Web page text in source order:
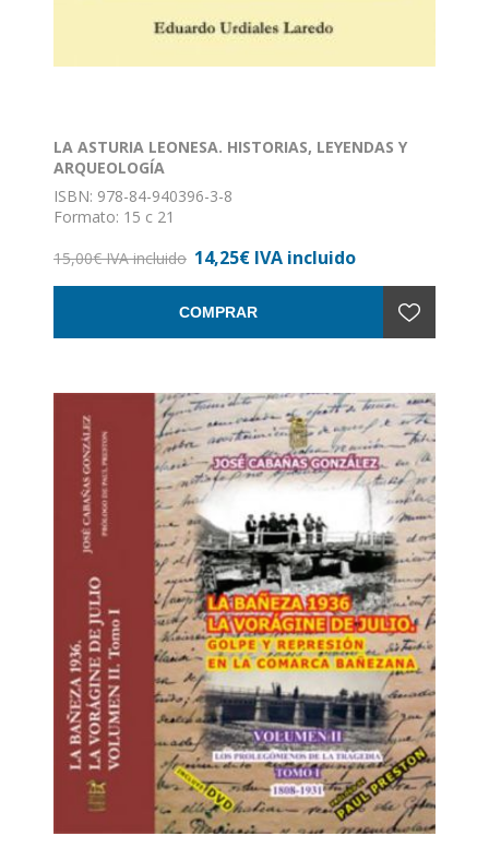
LA ASTURIA LEONESA. HISTORIAS, LEYENDAS Y
ARQUEOLOGÍA
ISBN: 978-84-940396-3-8
Formato: 15 c 21
Encuadernación: Rústica con solapas
15,00€ IVA incluido 14,25€ IVA incluido
COMPRAR